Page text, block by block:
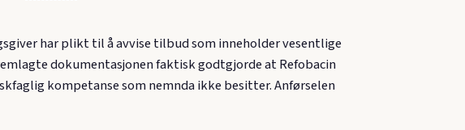
har plikt til å avvise tilbud som inneholder vesentlige
dokumentasjonen faktisk godtgjorde at Refobacin
kompetanse som nemnda ikke besitter. Anførselen